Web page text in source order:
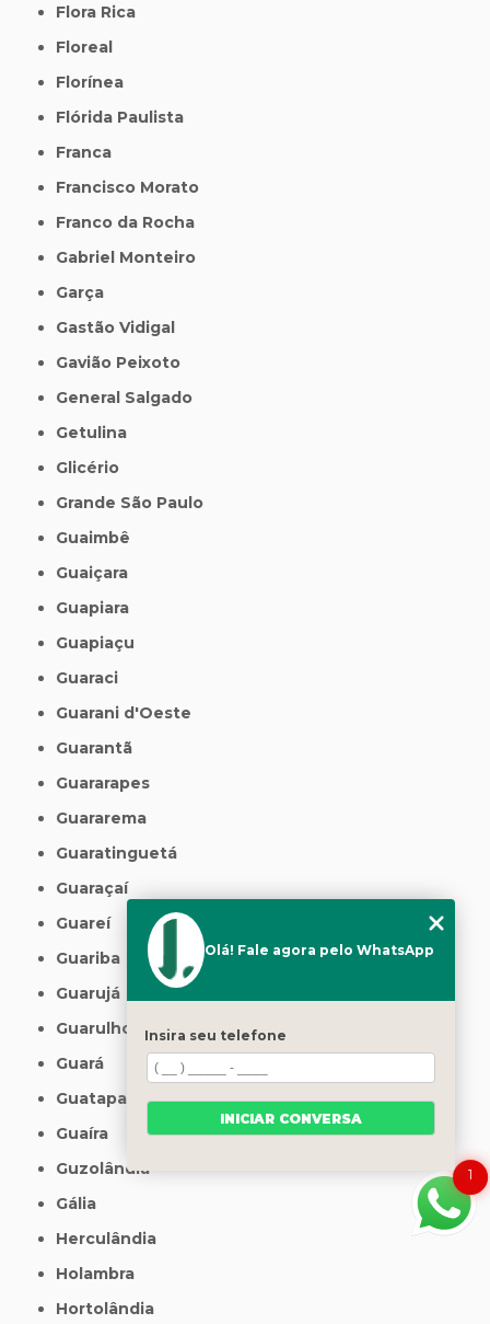
Flora Rica
Floreal
Florínea
Flórida Paulista
Franca
Francisco Morato
Franco da Rocha
Gabriel Monteiro
Garça
Gastão Vidigal
Gavião Peixoto
General Salgado
Getulina
Glicério
Grande São Paulo
Guaimbê
Guaiçara
Guapiara
Guapiaçu
Guaraci
Guarani d'Oeste
Guarantã
Guararapes
Guararema
Guaratinguetá
Guaraçaí
Guareí
Guariba
Guarujá
Guarulhos
Guará
Guatapará
Guaíra
Guzolândia
Gália
Herculândia
Holambra
Hortolândia
1
Olá! Fale agora pelo WhatsApp
Insira seu telefone
INICIAR CONVERSA